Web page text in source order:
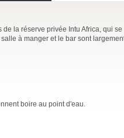
la réserve privée Intu Africa, qui
à manger et le bar sont
boire au point d'eau.